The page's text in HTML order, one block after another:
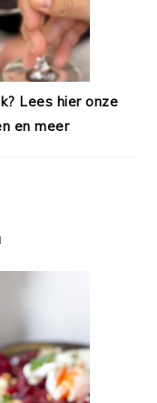
Lees hier onze
en meer